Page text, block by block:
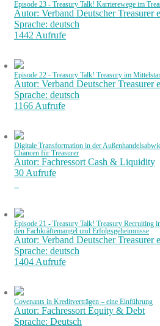
Episode 23 - Treasury Talk! Karrierewege im
Autor: Verband Deutscher Treasurer
Sprache: deutsch
1442 Aufrufe
Episode 22 - Treasury Talk! Treasury im
Autor: Verband Deutscher Treasurer
Sprache: deutsch
1166 Aufrufe
Digitale Transformation in der
Chancen für Treasurer
Autor: Fachressort Cash & Liquidity
30 Aufrufe
Episode 21 - Treasury Talk! Treasury Recruiting
den Fachkräftemangel und Erfolgsgeheimnisse
Autor: Verband Deutscher Treasurer
Sprache: deutsch
1404 Aufrufe
Covenants in Kreditverträgen – eine Einführung
Autor: Fachressort Equity & Debt
Sprache: Deutsch